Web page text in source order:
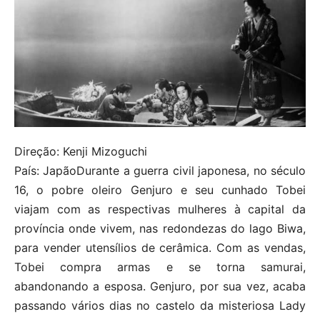
Direção: Kenji Mizoguchi
País: JapãoDurante a guerra civil japonesa, no século
16, o pobre oleiro Genjuro e seu cunhado Tobei
viajam com as respectivas mulheres à capital da
província onde vivem, nas redondezas do lago Biwa,
para vender utensílios de cerâmica. Com as vendas,
Tobei compra armas e se torna samurai,
abandonando a esposa. Genjuro, por sua vez, acaba
passando vários dias no castelo da misteriosa Lady